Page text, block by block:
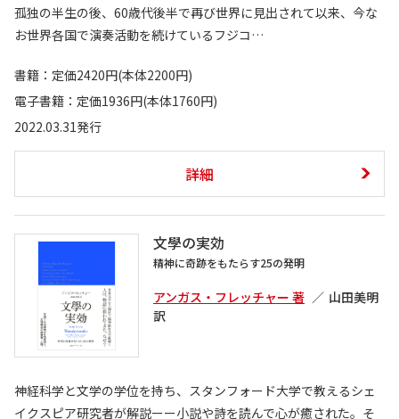
孤独の半生の後、60歳代後半で再び世界に見出されて以来、今な
お世界各国で演奏活動を続けているフジコ…
書籍：定価2420円(本体2200円)
電子書籍：定価1936円(本体1760円)
2022.03.31発行
詳細
文學の実効
精神に奇跡をもたらす25の発明
アンガス・フレッチャー 著
山田美明
訳
神経科学と文学の学位を持ち、スタンフォード大学で教えるシェ
イクスピア研究者が解説ーー小説や詩を読んで心が癒された。そ